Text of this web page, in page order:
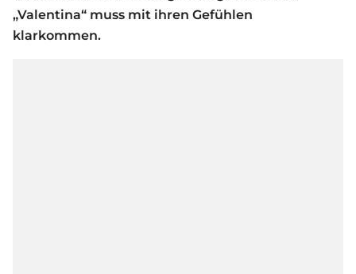
„Valentina“ muss mit ihren Gefühlen
klarkommen.